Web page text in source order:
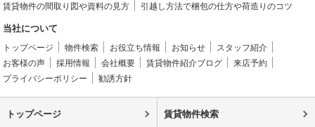
賃貸物件の間取り図や資料の見方
引越し方法で梱包の仕方や荷造りのコツ
当社について
トップページ 物件検索 お役立ち情報 お知らせ
スタッフ紹介
お客様の声
採用情報 会社概要 賃貸物件紹介ブログ
来店予約
プライバシーポリシー
勧誘方針
トップページ 賃貸物件検索